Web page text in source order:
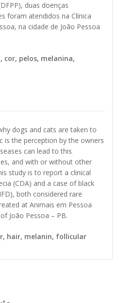
duas doenças
foram atendidos na Clínica
na cidade de João Pessoa
cor, pelos, melanina,
dogs and cats are taken to
is the perception by the owners
can lead to this
and with or without other
study is to report a clinical
(CDA) and a case of black
both considered rare
at Animais em Pessoa
João Pessoa – PB.
hair, melanin, follicular